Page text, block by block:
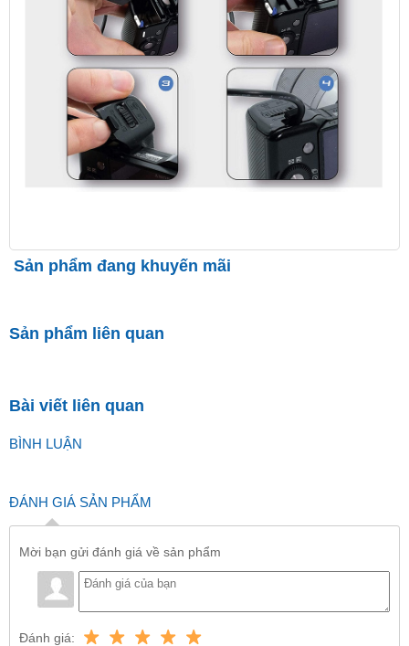
Sản phẩm đang khuyến mãi
Sản phẩm liên quan
Bài viết liên quan
BÌNH LUẬN
ĐÁNH GIÁ SẢN PHẨM
Mời bạn gửi đánh giá về sản phẩm
Đánh giá: